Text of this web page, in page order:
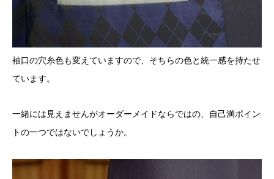
袖口の穴糸色も変えていますので、そちらの色と統一感を持たせ
ています。
一緒には見えませんがオーダーメイドならではの、自己満ポイン
トの一つではないでしょうか。